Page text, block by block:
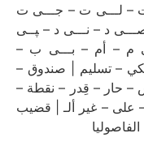
– لـــى ت – جـــى ت
د – نـــى د – ﭙــى
م – أم – بـــى ب –
– تسليم | صندوق –
حار – قِدر – نقطة –
– غير ألـ | قضيب